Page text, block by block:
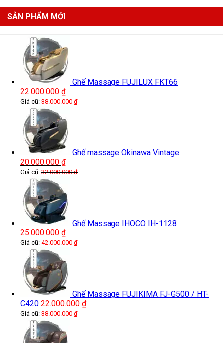
SẢN PHẨM MỚI
Ghế Massage FUJILUX FKT66
22.000.000 ₫
Giá cũ: 38.000.000₫
Ghế massage Okinawa Vintage
20.000.000 ₫
Giá cũ: 32.000.000₫
Ghế Massage IHOCO IH-1128
25.000.000 ₫
Giá cũ: 42.000.000₫
Ghế Massage FUJIKIMA FJ-G500 / HT-
C420 22.000.000 ₫
Giá cũ: 38.000.000₫